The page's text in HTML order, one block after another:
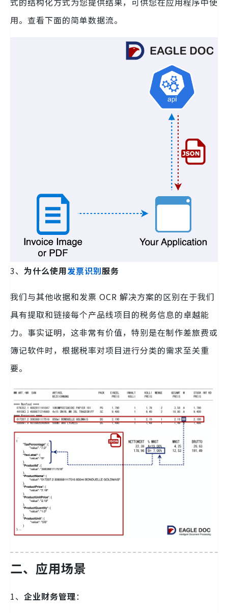
用。查看下面的简单数据流。
3、 为什么使用发票识别服务
我们与其他收据和发票 OCR 解决方案的区别在于我们
具有提取和链接每个产品线项目的税务信息的卓越能
力。事实证明，这非常有价值，特别是在制作差旅费或
簿记软件时，根据税率对项目进行分类的需求至关重
要。
二、 应用场景
1、 企业财务管理：